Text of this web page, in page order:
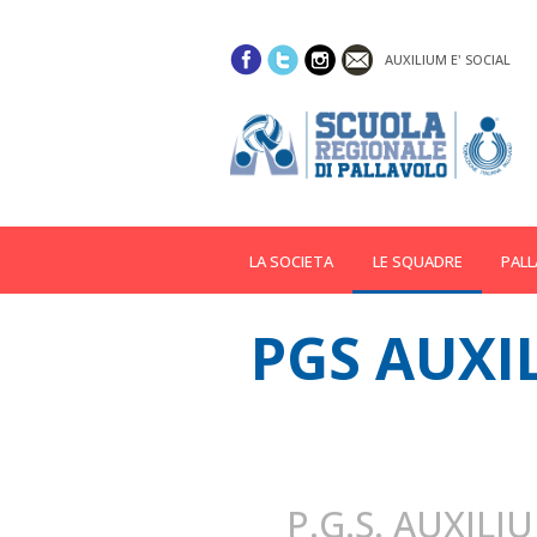
AUXILIUM E' SOCIAL
LA SOCIETA LE SQUADRE
PGS
P.G.S.